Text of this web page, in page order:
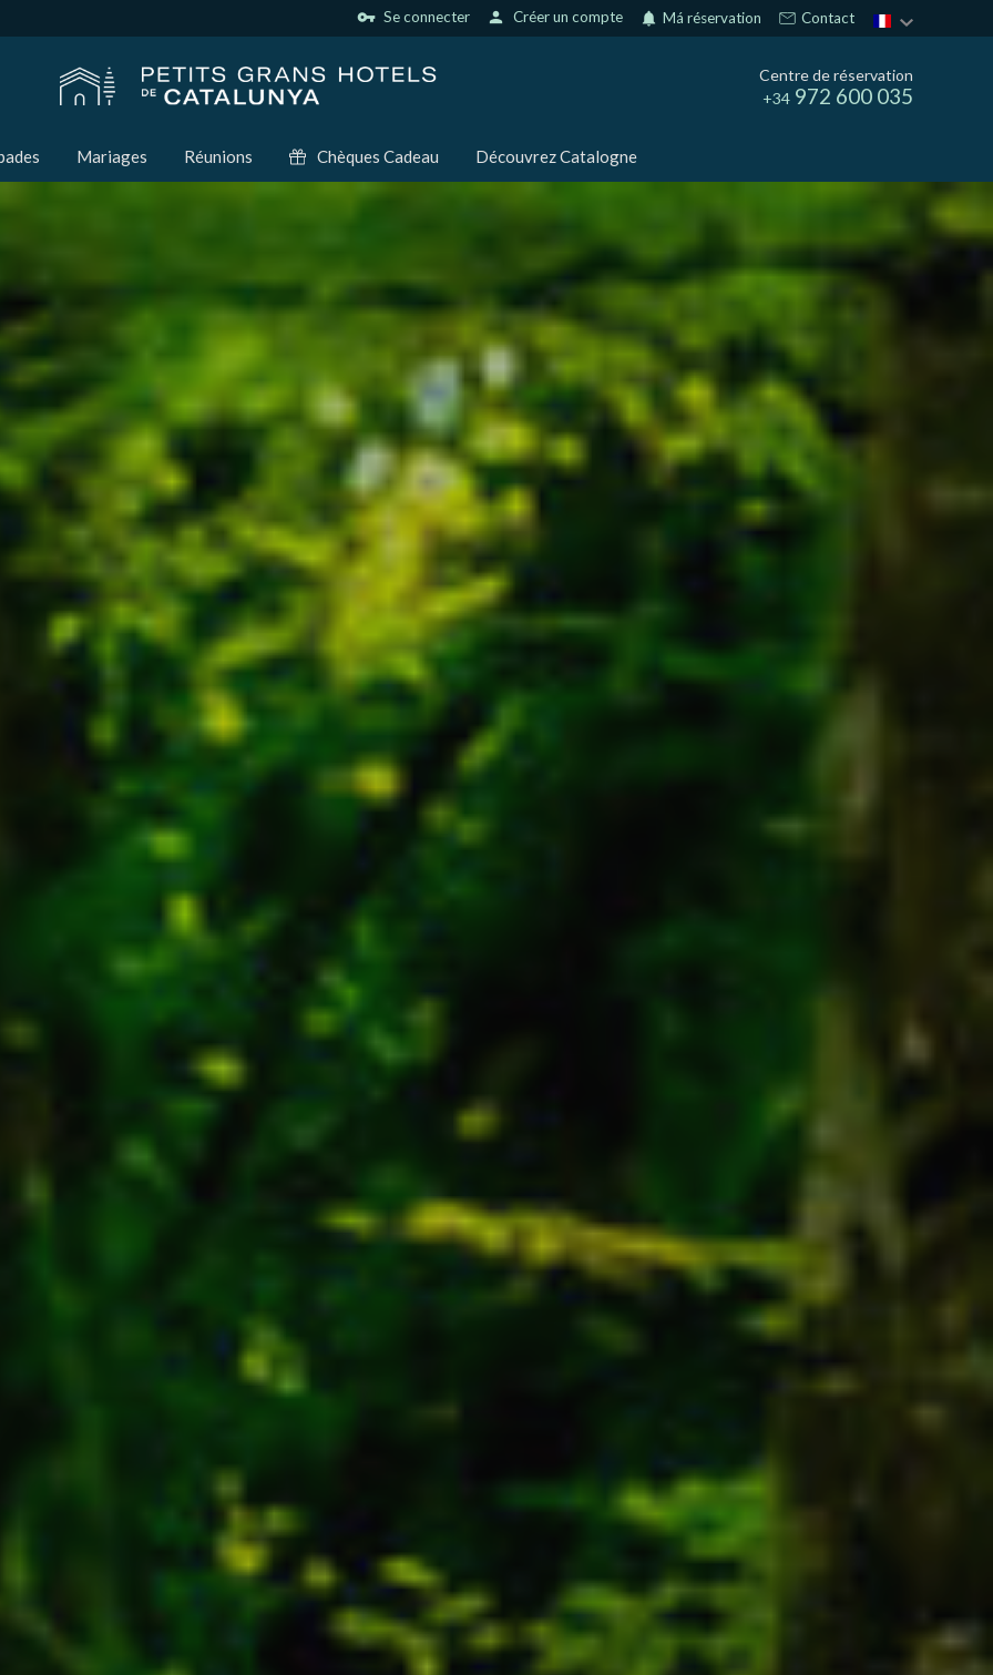
vpn_key Se connecter person Créer un compte notifications Má réservation Contact
Centre de réservation
+34 972 600 035
Mariages Réunions Chèques Cadeau Découvrez Catalogne
les cookies
et Fonctionnel
Toujours actif
nos services. Si vous continuez à naviguer, vous acceptez leur installation.
a la possibilité de configurer son navigateur, pouvant, s'il le souhaite,
leur installation sur son disque dur, même s'il doit garder à l'esprit qu'une
peut entraîner des difficultés de navigation sur le site.
le suivi et l'analyse du comportement des utilisateurs de ce site. Les
collectées via ce type de cookies sont utilisées pour mesurer l'activité du
l'élaboration des profils de navigation des utilisateurs afin d'introduire des
basées sur l'analyse des données d'utilisation effectuée par les
du service. . Ils nous permettent de sauvegarder les informations de
de l'utilisateur pour améliorer la qualité de nos services et offrir une
expérience grâce aux produits recommandés.
sont utilisés pour stocker des informations sur les préférences et les choix
Enregistrer les paramètres